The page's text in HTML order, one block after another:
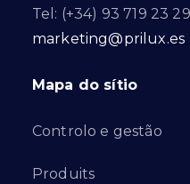
Tel: (+34) 93 719 23 29
marketing@prilux.es
Mapa do sítio
Controlo e gestão
Produits